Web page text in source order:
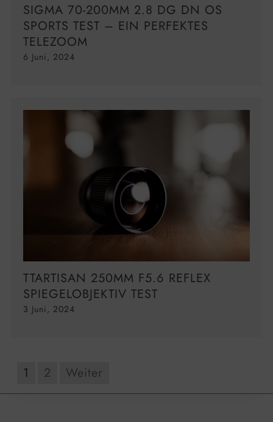
SIGMA 70-200MM 2.8 DG DN OS
SPORTS TEST – EIN PERFEKTES
TELEZOOM
6 Juni, 2024
TTARTISAN 250MM F5.6 REFLEX
SPIEGELOBJEKTIV TEST
3 Juni, 2024
1 2 Weiter